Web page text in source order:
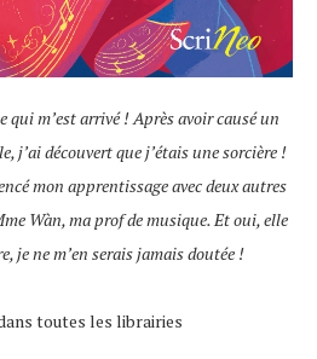
qui m’est arrivé ! Après avoir causé un
j’ai découvert que j’étais une sorcière !
mon apprentissage avec deux autres
Wàn, ma prof de musique. Et oui, elle
je ne m’en serais jamais doutée !
toutes les librairies